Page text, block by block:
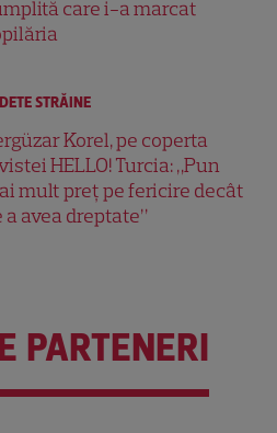
care i-a marcat
STRĂINE
Korel, pe coperta
HELLO! Turcia: „Pun
mult preț pe fericire decât
a avea dreptate”
PARTENERI